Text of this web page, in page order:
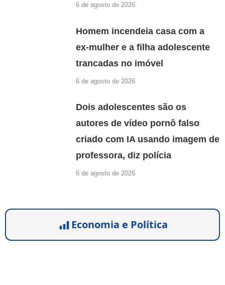
6 de agosto de 2026
Homem incendeia casa com a
ex-mulher e a filha adolescente
trancadas no imóvel
6 de agosto de 2026
Dois adolescentes são os
autores de vídeo pornô falso
criado com IA usando imagem de
professora, diz polícia
6 de agosto de 2026
Economia e Política